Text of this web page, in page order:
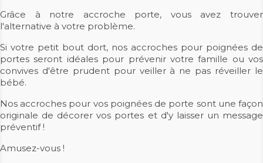
Grâce à notre accroche porte, vous avez trouver
l'alternative à votre problème.
Si votre petit bout dort, nos accroches pour poignées de
portes seront idéales pour prévenir votre famille ou vos
convives d'être prudent pour veiller à ne pas réveiller le
bébé.
Nos accroches pour vos poignées de porte sont une façon
originale de décorer vos portes et d'y laisser un message
préventif !
Amusez-vous !